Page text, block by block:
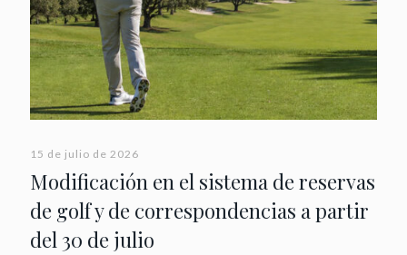
15 de julio de 2026
Modificación en el sistema de reservas
de golf y de correspondencias a partir
del 30 de julio